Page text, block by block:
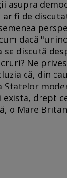
asupra
fi de
dacă
discută
Ne
că, din
exista, drept
o Mare